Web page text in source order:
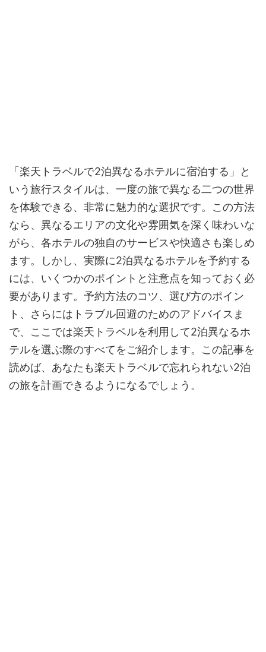
「楽天トラベルで2泊異なるホテルに宿泊する」と
いう旅行スタイルは、一度の旅で異なる二つの世界
を体験できる、非常に魅力的な選択です。この方法
なら、異なるエリアの文化や雰囲気を深く味わいな
がら、各ホテルの独自のサービスや快適さも楽しめ
ます。しかし、実際に2泊異なるホテルを予約する
には、いくつかのポイントと注意点を知っておく必
要があります。予約方法のコツ、選び方のポイン
ト、さらにはトラブル回避のためのアドバイスま
で、ここでは楽天トラベルを利用して2泊異なるホ
テルを選ぶ際のすべてをご紹介します。この記事を
読めば、あなたも楽天トラベルで忘れられない2泊
の旅を計画できるようになるでしょう。